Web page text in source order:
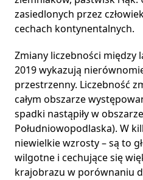
zasiedlonych przez
cechach kontynentalnych.
Zmiany liczebności między
2019 wykazują
przestrzenny. Liczebność
całym obszarze
spadki nastąpiły w
Południowopodlaska). W
niewielkie wzrosty – są to
wilgotne i cechujące się
krajobrazu w porównaniu